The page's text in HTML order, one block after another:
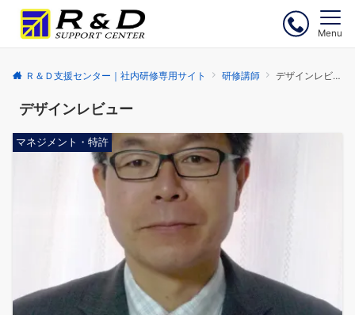
Menu
Ｒ＆Ｄ支援センター｜社内研修専用サイト 研修講師 デザインレビュー
デザインレビュー
マネジメント・特許